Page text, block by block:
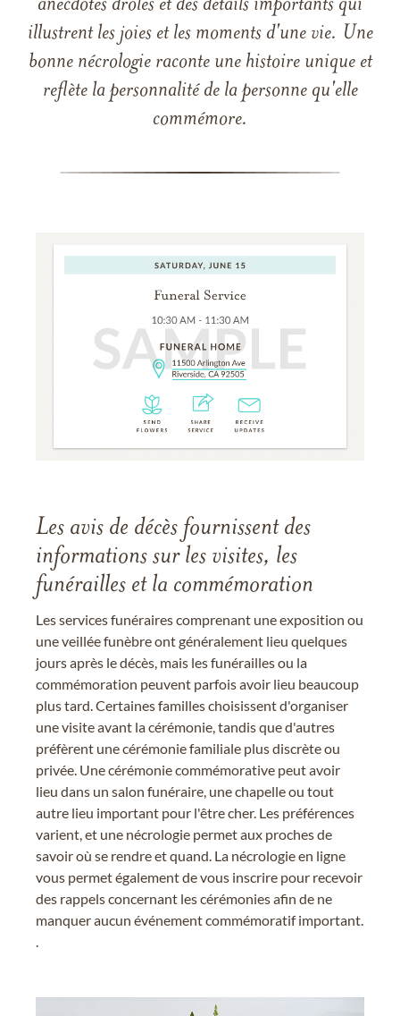
anecdotes drôles et des détails importants qui
illustrent les joies et les moments d'une vie. Une
bonne nécrologie raconte une histoire unique et
reflète la personnalité de la personne qu'elle
commémore.
Les avis de décès fournissent des
informations sur les visites, les
funérailles et la commémoration
Les services funéraires comprenant une exposition ou
une veillée funèbre ont généralement lieu quelques
jours après le décès, mais les funérailles ou la
commémoration peuvent parfois avoir lieu beaucoup
plus tard. Certaines familles choisissent d'organiser
une visite avant la cérémonie, tandis que d'autres
préfèrent une cérémonie familiale plus discrète ou
privée. Une cérémonie commémorative peut avoir
lieu dans un salon funéraire, une chapelle ou tout
autre lieu important pour l'être cher. Les préférences
varient, et une nécrologie permet aux proches de
savoir où se rendre et quand. La nécrologie en ligne
vous permet également de vous inscrire pour recevoir
des rappels concernant les cérémonies afin de ne
manquer aucun événement commémoratif important.